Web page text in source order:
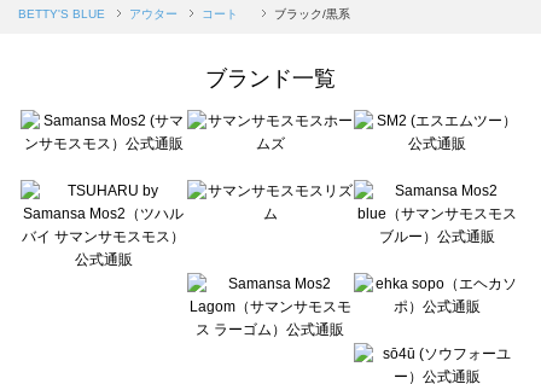
Samansa Mos2 blue（サマンサモスモス ブルー）のコート 一覧
sō4ū（ソウフォーユー）のコート 一覧
Te chichi（テチチ）のコート 一覧
Te chichi CLASSIC（テチチ クラシック）のコート 一覧
Lugnoncure（ルノンキュール）のコート 一覧
BETTY'S BLUE（べティーズブルー）のコート 一覧
Wpc.（ワールドパーティー）のコート 一覧
BETTY'S BLUE アウター コート ブラック/黒系
ブランド一覧